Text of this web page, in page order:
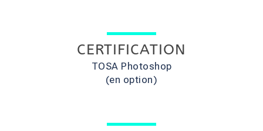
CERTIFICATION
TOSA Photoshop
(en option)